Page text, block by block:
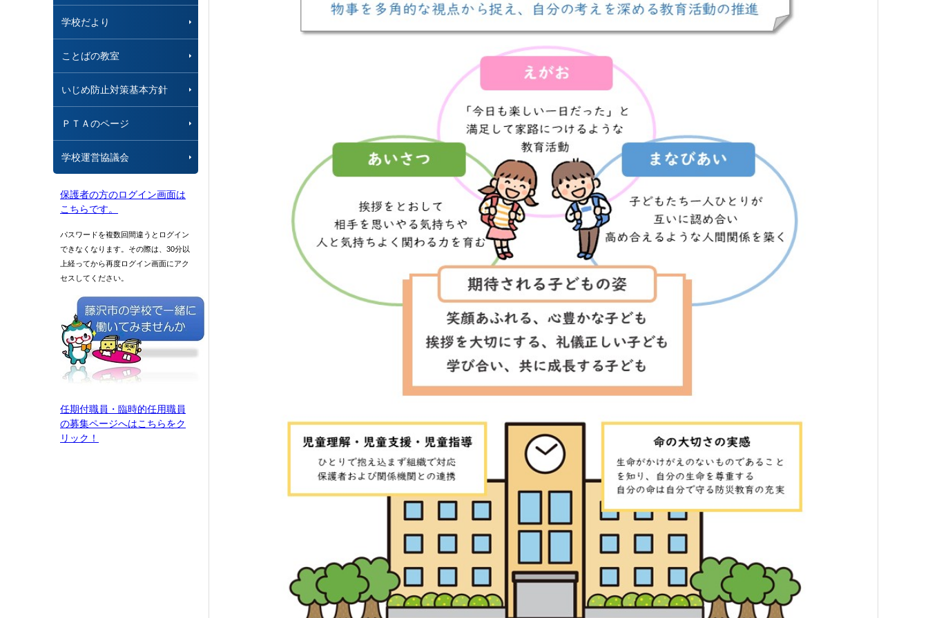
学校だより
ことばの教室
いじめ防止対策基本方針
ＰＴＡのページ
学校運営協議会
保護者の方のログイン画面は
こちらです。
パスワードを複数回間違うとログイン
できなくなります。その際は、30分以
上経ってから再度ログイン画面にアク
セスしてください。
任期付職員・臨時的任用職員
の募集ページへはこちらをク
リック！